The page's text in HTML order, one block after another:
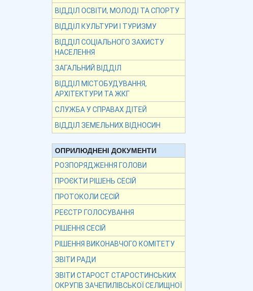
ВІДДІЛ ОСВІТИ, МОЛОДІ ТА СПОРТУ
ВІДДІЛ КУЛЬТУРИ І ТУРИЗМУ
ВІДДІЛ СОЦІАЛЬНОГО ЗАХИСТУ
НАСЕЛЕННЯ
ЗАГАЛЬНИЙ ВІДДІЛ
ВІДДІЛ МІСТОБУДУВАННЯ,
АРХІТЕКТУРИ ТА ЖКГ
СЛУЖБА У СПРАВАХ ДІТЕЙ
ВІДДІЛ ЗЕМЕЛЬНИХ ВІДНОСИН
ОПРИЛЮДНЕНІ ДОКУМЕНТИ
РОЗПОРЯДЖЕННЯ ГОЛОВИ
ПРОЄКТИ РІШЕНЬ СЕСІЙ
ПРОТОКОЛИ СЕСІЙ
РЕЄСТР ГОЛОСУВАННЯ
РІШЕННЯ СЕСІЙ
РІШЕННЯ ВИКОНАВЧОГО КОМІТЕТУ
ЗВІТИ РАДИ
ЗВІТИ СТАРОСТ СТАРОСТИНСЬКИХ
ОКРУГІВ ЗАЧЕПИЛІВСЬКОЇ СЕЛИЩНОЇ